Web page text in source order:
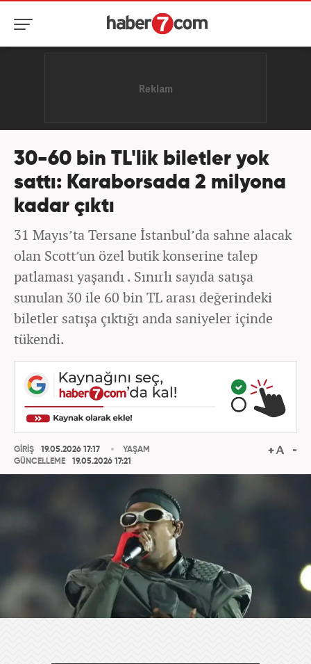
30-60 bin TL'lik biletler yok
sattı: Karaborsada 2 milyona
kadar çıktı
31 Mayıs’ta Tersane İstanbul’da sahne alacak
olan Scott’un özel butik konserine talep
patlaması yaşandı . Sınırlı sayıda satışa
sunulan 30 ile 60 bin TL arası değerindeki
biletler satışa çıktığı anda saniyeler içinde
tükendi.
GİRİŞ
19.05.2026 17:17
GÜNCELLEME
19.05.2026 17:21
YAŞAM